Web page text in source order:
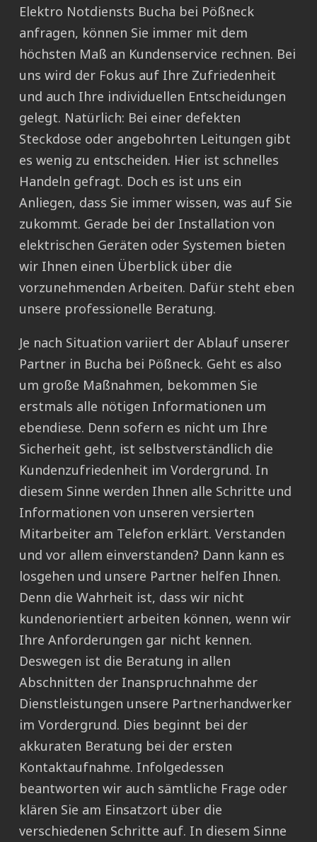
Elektro Notdiensts Bucha bei Pößneck
anfragen, können Sie immer mit dem
höchsten Maß an Kundenservice rechnen. Bei
uns wird der Fokus auf Ihre Zufriedenheit
und auch Ihre individuellen Entscheidungen
gelegt. Natürlich: Bei einer defekten
Steckdose oder angebohrten Leitungen gibt
es wenig zu entscheiden. Hier ist schnelles
Handeln gefragt. Doch es ist uns ein
Anliegen, dass Sie immer wissen, was auf Sie
zukommt. Gerade bei der Installation von
elektrischen Geräten oder Systemen bieten
wir Ihnen einen Überblick über die
vorzunehmenden Arbeiten. Dafür steht eben
unsere professionelle Beratung.
Je nach Situation variiert der Ablauf unserer
Partner in Bucha bei Pößneck. Geht es also
um große Maßnahmen, bekommen Sie
erstmals alle nötigen Informationen um
ebendiese. Denn sofern es nicht um Ihre
Sicherheit geht, ist selbstverständlich die
Kundenzufriedenheit im Vordergrund. In
diesem Sinne werden Ihnen alle Schritte und
Informationen von unseren versierten
Mitarbeiter am Telefon erklärt. Verstanden
und vor allem einverstanden? Dann kann es
losgehen und unsere Partner helfen Ihnen.
Denn die Wahrheit ist, dass wir nicht
kundenorientiert arbeiten können, wenn wir
Ihre Anforderungen gar nicht kennen.
Deswegen ist die Beratung in allen
Abschnitten der Inanspruchnahme der
Dienstleistungen unsere Partnerhandwerker
im Vordergrund. Dies beginnt bei der
akkuraten Beratung bei der ersten
Kontaktaufnahme. Infolgedessen
beantworten wir auch sämtliche Frage oder
klären Sie am Einsatzort über die
verschiedenen Schritte auf. In diesem Sinne